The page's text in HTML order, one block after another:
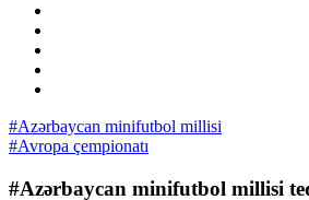
#Azərbaycan minifutbol millisi
#Avropa çempionatı
#Azərbaycan minifutbol millisi